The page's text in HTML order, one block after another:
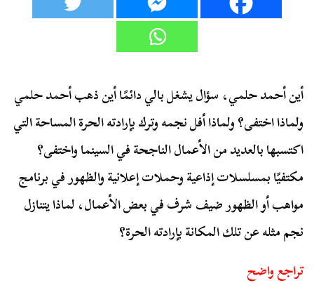
أين أحمد حلمي، سؤال يشغل بالي دائمًا أين ذهب أحمد حلمي
ولماذا اختفى؟ ولماذا أفل نجمه وترك بإرادته الحرة المساحة التي
اكتسبها بالعديد من الأعمال الناجحة في السينما واختفى؟
مكتفيًا بمسلسلات إذاعية وحملات إعلانية والظهور في برنامج
مواهب أو الظهور ضيف شرف في بعض الأعمال، لماذا يتنازل
نجم مثله عن تلك المكانة بإرادته الحرة؟
تراجع واضح